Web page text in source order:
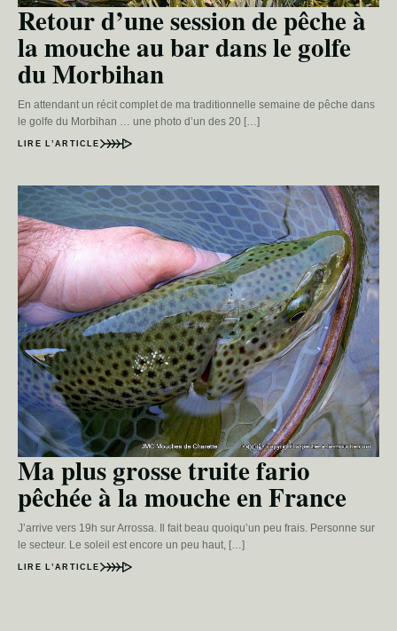
Retour d’une session de pêche à
la mouche au bar dans le golfe
du Morbihan
En attendant un récit complet de ma traditionnelle semaine de pêche dans
le golfe du Morbihan … une photo d’un des 20 […]
LIRE L’ARTICLE
Ma plus grosse truite fario
pêchée à la mouche en France
J’arrive vers 19h sur Arrossa. Il fait beau quoiqu’un peu frais. Personne sur
le secteur. Le soleil est encore un peu haut, […]
LIRE L’ARTICLE